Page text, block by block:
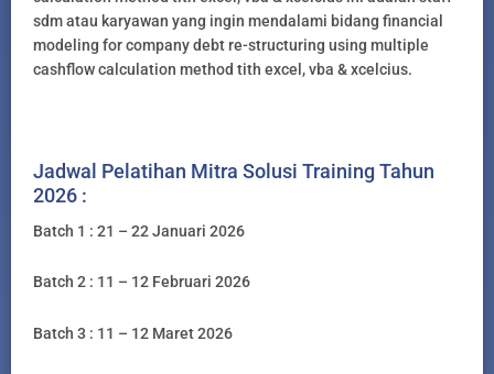
sdm atau karyawan yang ingin mendalami bidang financial
modeling for company debt re-structuring using multiple
cashflow calculation method tith excel, vba & xcelcius.
Jadwal Pelatihan Mitra Solusi Training Tahun
2026 :
Batch 1 : 21 – 22 Januari 2026
Batch 2 : 11 – 12 Februari 2026
Batch 3 : 11 – 12 Maret 2026